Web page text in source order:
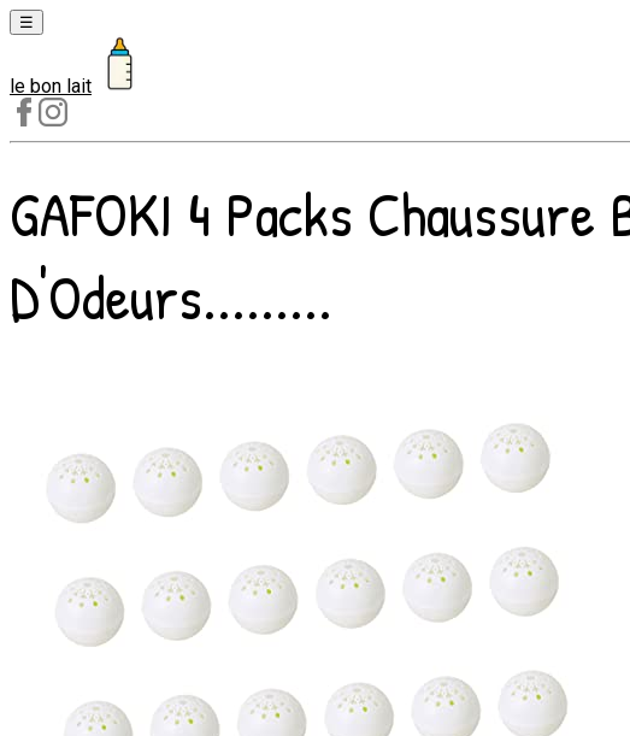
☰
Laits
1er
âge
Laits
2e
Laits
de
le bon lait
GAFOKI 4 Packs
D'Odeurs.........